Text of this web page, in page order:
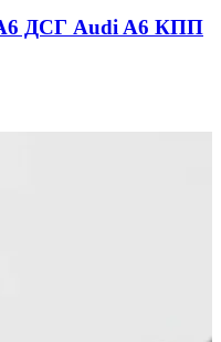
А6 ДСГ Audi A6 КПП